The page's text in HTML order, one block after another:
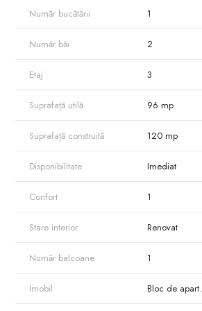
Număr bucătării 1
Număr băi 2
Etaj 3
Suprafață utilă 96 mp
Suprafață construită 120 mp
Disponibilitate Imediat
Confort 1
Stare interior Renovat
Număr balcoane 1
Imobil Bloc de apart.